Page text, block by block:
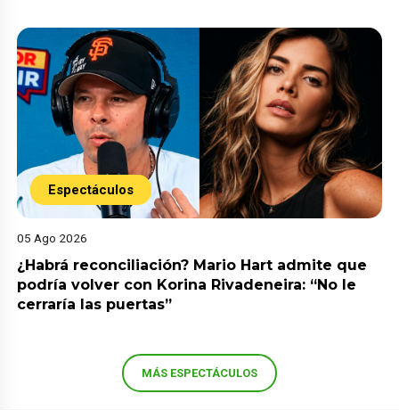
Espectáculos
05 Ago 2026
¿Habrá reconciliación? Mario Hart admite que
podría volver con Korina Rivadeneira: “No le
cerraría las puertas”
MÁS ESPECTÁCULOS